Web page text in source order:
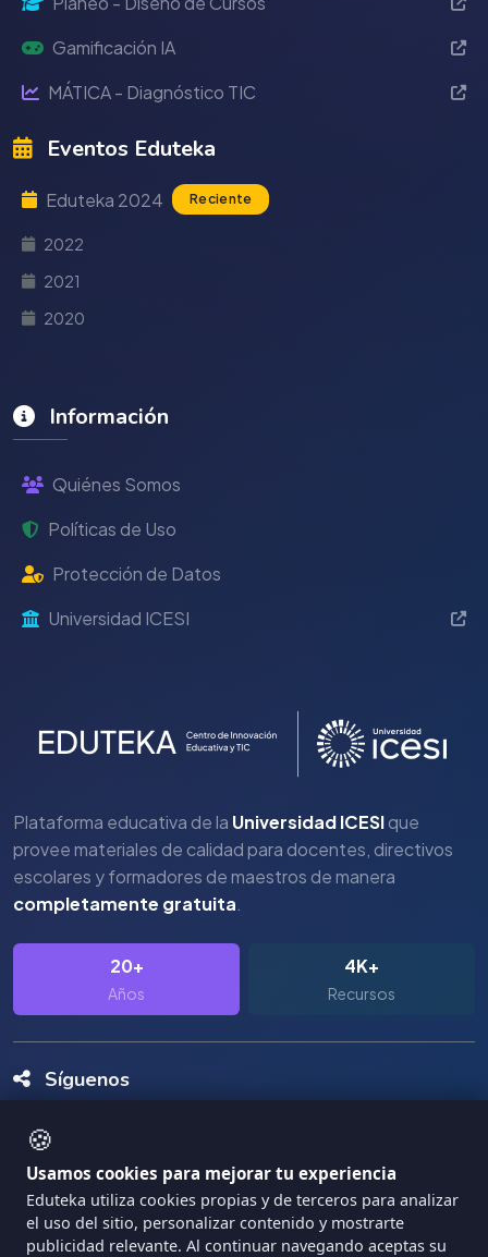
🍪
Usamos cookies para mejorar tu experiencia
Eduteka utiliza cookies propias y de terceros para analizar
el uso del sitio, personalizar contenido y mostrarte
publicidad relevante. Al continuar navegando aceptas su
Gamificación IA
MÁTICA - Diagnóstico TIC
Eventos Eduteka
Eduteka 2024 Reciente
2022
2021
2020
Información
Quiénes Somos
Políticas de Uso
Protección de Datos
Universidad ICESI
Plataforma educativa de la Universidad ICESIque
provee materiales de calidad para docentes, directivos
escolares y formadores de maestros de manera
completamente gratuita.
20+
Años
4K+
Recursos
Síguenos
Copyright Eduteka 2001-2026 - Universidad ICESI